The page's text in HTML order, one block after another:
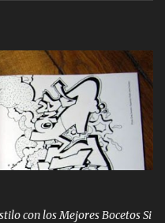
con los Mejores Bocetos Si